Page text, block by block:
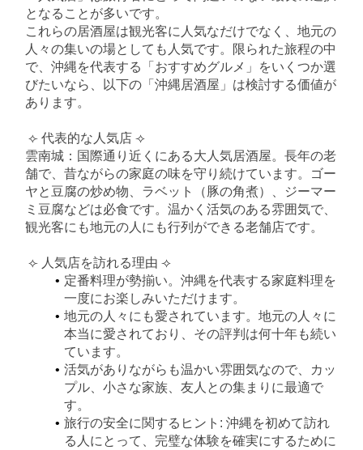
となることが多いです。
これらの居酒屋は観光客に人気なだけでなく、地元の
人々の集いの場としても人気です。限られた旅程の中
で、沖縄を代表する「おすすめグルメ」をいくつか選
びたいなら、以下の「沖縄居酒屋」は検討する価値が
あります。
⟣ 代表的な人気店 ⟢
雲南城：国際通り近くにある大人気居酒屋。長年の老
舗で、昔ながらの家庭の味を守り続けています。ゴー
ヤと豆腐の炒め物、ラベット（豚の角煮）、ジーマー
ミ豆腐などは必食です。温かく活気のある雰囲気で、
観光客にも地元の人にも行列ができる老舗店です。
⟣ 人気店を訪れる理由 ⟢
定番料理が勢揃い。沖縄を代表する家庭料理を
一度にお楽しみいただけます。
地元の人々にも愛されています。地元の人々に
本当に愛されており、その評判は何十年も続い
ています。
活気がありながらも温かい雰囲気なので、カッ
プル、小さな家族、友人との集まりに最適で
す。
旅行の安全に関するヒント: 沖縄を初めて訪れ
る人にとって、完璧な体験を確実にするために